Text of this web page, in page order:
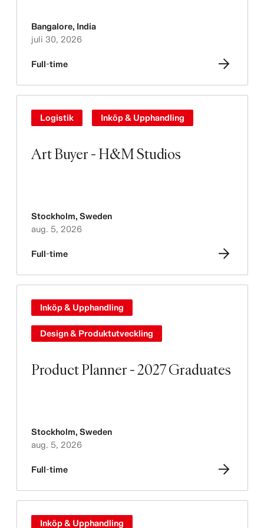
Bangalore, India
juli 30, 2026
Full-time
Art Buyer - H&M Studios
Logistik Inköp & Upphandling
Stockholm, Sweden
aug. 5, 2026
Full-time
Product Planner - 2027 Graduates
Inköp & Upphandling
Design & Produktutveckling
Stockholm, Sweden
aug. 5, 2026
Full-time
Inköp & Upphandling